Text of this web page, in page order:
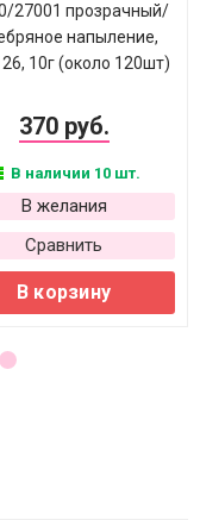
27001 прозрачный/
напыление,
10г (около 120шт)
370 руб.
В наличии 10 шт.
В желания
Сравнить
В корзину